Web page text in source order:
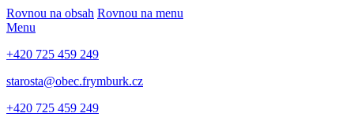
Rovnou na obsah Rovnou na menu
Menu
+420 725 459 249
starosta@obec.frymburk.cz
+420 725 459 249